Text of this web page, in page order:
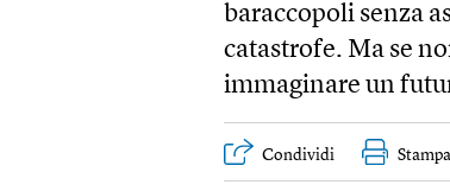
baraccopoli senza
catastrofe. Ma se
immaginare un
Condividi Stampa